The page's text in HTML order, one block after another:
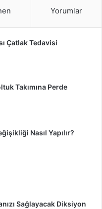
Yorumlar
Çatlak Tedavisi
Takımına Perde
Nasıl Yapılır?
Sağlayacak Diksiyon